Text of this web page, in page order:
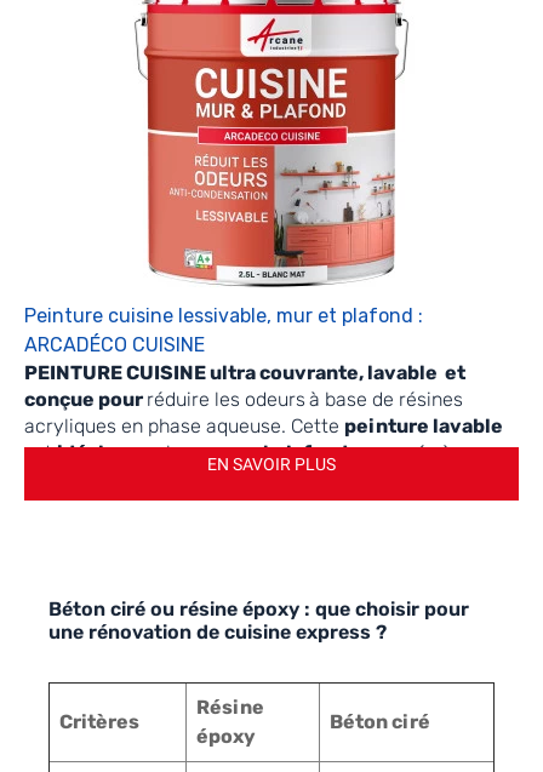
Peinture cuisine lessivable, mur et plafond :
ARCADÉCO CUISINE
PEINTURE CUISINE ultra couvrante, lavable et
conçue pour réduire les odeurs à base de résines
acryliques en phase aqueuse. Cette peinture lavable
estidéalepour lesmurs et plafondsexposés à
l’humidité et aux odeurs persistantes.
Emissions dans l'air intérieur : A+
EN SAVOIR PLUS
Béton ciré ou résine époxy : que choisir pour
une rénovation de cuisine express ?
Critères
Résine
époxy
Béton ciré